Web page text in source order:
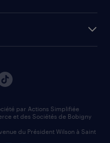
par Actions Simplifiée
et des Sociétés de Bobigny
du Président Wilson à Saint